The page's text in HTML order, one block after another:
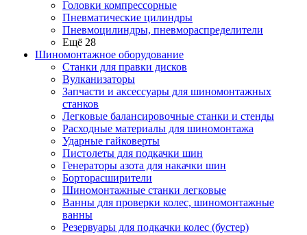
Головки компрессорные
Пневматические цилиндры
Пневмоцилиндры, пневмораспределители
Ещё 28
Шиномонтажное оборудование
Станки для правки дисков
Вулканизаторы
Запчасти и аксессуары для шиномонтажных
станков
Легковые балансировочные станки и стенды
Расходные материалы для шиномонтажа
Ударные гайковерты
Пистолеты для подкачки шин
Генераторы азота для накачки шин
Борторасширители
Шиномонтажные станки легковые
Ванны для проверки колес, шиномонтажные
ванны
Резервуары для подкачки колес (бустер)